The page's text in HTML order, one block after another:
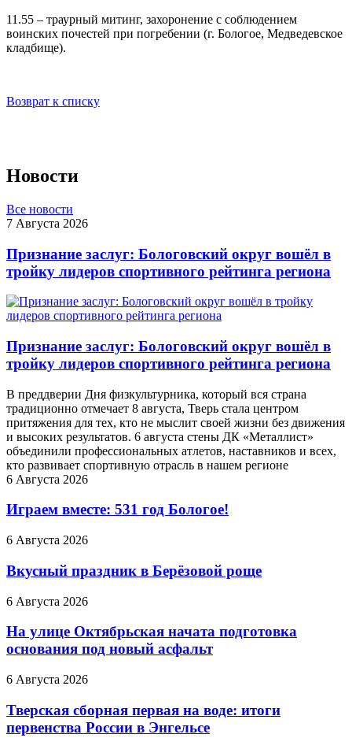
11.55 – траурный митинг, захоронение с соблюдением
воинских почестей при погребении (г. Бологое, Медведевское
кладбище).
Возврат к списку
Новости
Все новости
7 Августа 2026
Признание заслуг: Бологовский округ вошёл в
тройку лидеров спортивного рейтинга региона
Признание заслуг: Бологовский округ вошёл в
тройку лидеров спортивного рейтинга региона
В преддверии Дня физкультурника, который вся страна
традиционно отмечает 8 августа, Тверь стала центром
притяжения для тех, кто не мыслит своей жизни без движения
и высоких результатов. 6 августа стены ДК «Металлист»
объединили профессиональных атлетов, наставников и всех,
кто развивает спортивную отрасль в нашем регионе
6 Августа 2026
Играем вместе: 531 год Бологое!
6 Августа 2026
Вкусный праздник в Берёзовой роще
6 Августа 2026
На улице Октябрьская начата подготовка
основания под новый асфальт
6 Августа 2026
Тверская сборная первая на воде: итоги
первенства России в Энгельсе